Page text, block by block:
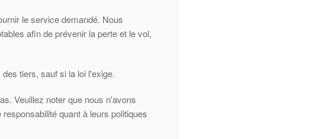
le service demandé. Nous
afin de prévenir la perte et le vol,
tiers, sauf si la loi l'exige.
Veuillez noter que nous n'avons
quant à leurs politiques